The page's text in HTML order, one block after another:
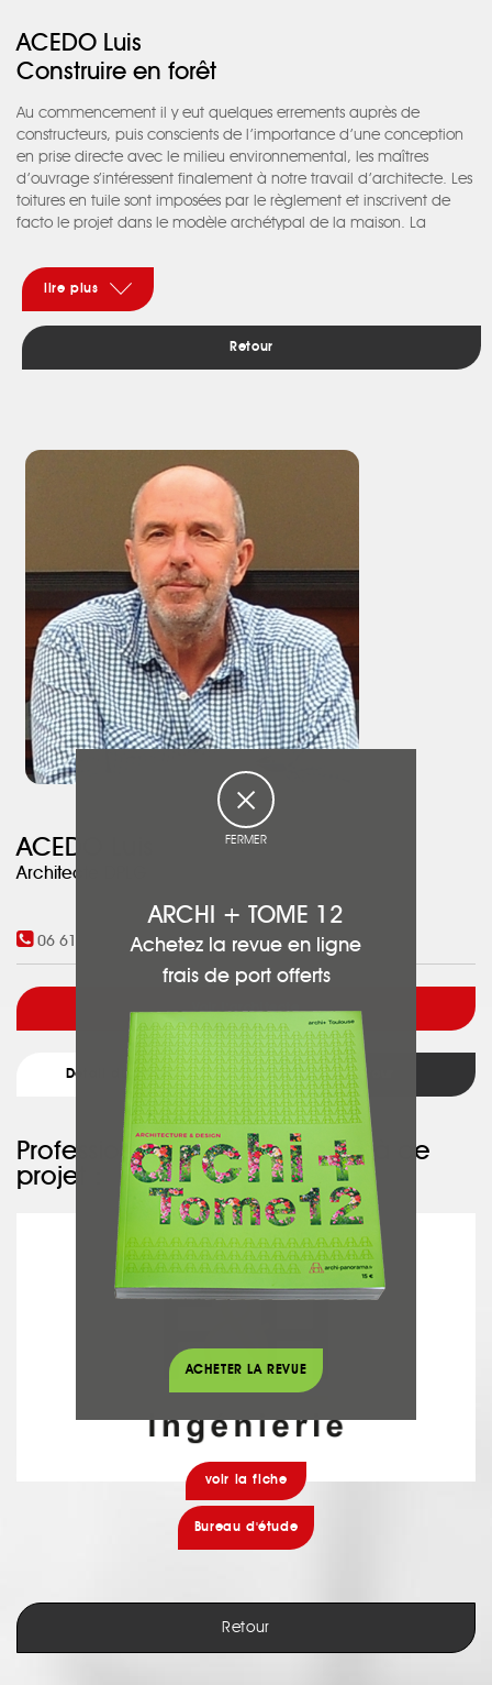
ACEDO Luis
Construire en forêt
Au commencement il y eut quelques errements auprès de
constructeurs, puis conscients de l’importance d’une conception
en prise directe avec le milieu environnemental, les maîtres
d’ouvrage s’intéressent finalement à notre travail d’architecte. Les
toitures en tuile sont imposées par le règlement et inscrivent de
facto le projet dans le modèle archétypal de la maison. La
le rapport qu’entretient le bois avec les structures métal pour
former un tout cohérent. Un volume de 32 m de longueur s’insère
entre les arbres à hauteur des feuillages. L’accès se fait au
contact du terrain en haut de la pente. Un parcours le long de la
coursive mène à l’entrée et plus loin jusqu’à la terrasse
métal. La végétation, changeante au gré des saisons, est
omniprésente. Depuis la terrasse, en hiver, les lointains se dévoilent
au travers des ramages. Au final des clients heureux !
lire plus
Retour
ACEDO Luis
Architecte DPLG
06 61 73 19 28 -09 56 71 46 02
Voir l'architecte
Détail du projet Retour
Professionnel ayant participé à ce
projet :
F&H INGENIERIE
voir la fiche
Bureau d'étude
Retour
FERMER
ARCHI + TOME 12
Achetez la revue en ligne
frais de port offerts
ACHETER LA REVUE